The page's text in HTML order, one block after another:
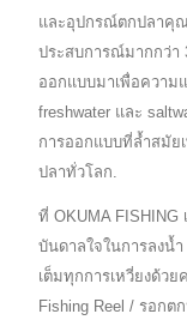
และอุปกรณ์ตกปลาคุ
ประสบการณ์มากกว่า
ออกแบบมาเพื่อความ
freshwater และ
การออกแบบที่ล้ำสมัย
ปลาทั่วโลก.
ที่ OKUMA FISHING
บันดาลใจในการลงน้
เต็มทุกการเหวี่ยงด้ว
Fishing Reel / รอกต